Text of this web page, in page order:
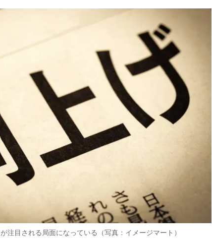
注目される局面になっている（写真：イメージマート）